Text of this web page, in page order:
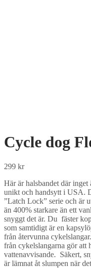
Cycle dog
299 kr
Här är halsbandet där inget
unikt och handsytt i USA.
”Latch Lock” serie och är
än 400% starkare än ett
snyggt det är. Du fäster
som samtidigt är en
från återvunna
från cykelslangarna gör att
vattenavvisande. Säkert,
är lämnat åt slumpen när